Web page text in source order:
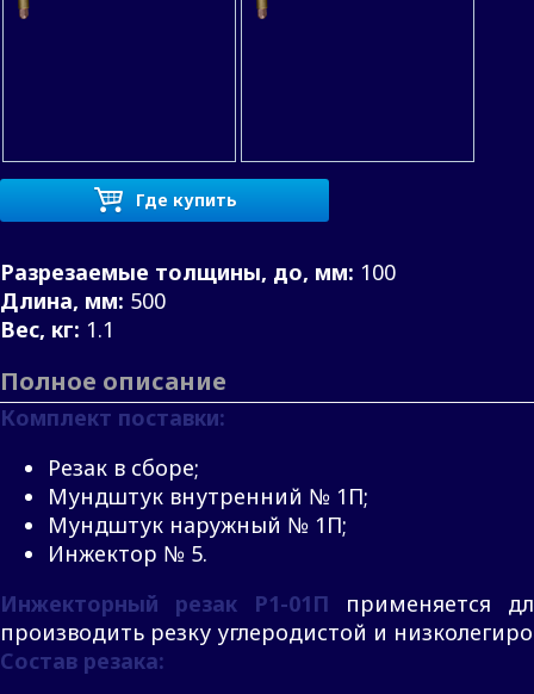
Где купить
Разрезаемые толщины, до, мм: 100
Длина, мм: 500
Вес, кг: 1.1
Полное описание
Комплект поставки:
Резак в сборе;
Мундштук внутренний № 1П;
Мундштук наружный № 1П;
Инжектор № 5.
Инжекторный резак Р1-01П применяется
производить резку углеродистой и
Состав резака: